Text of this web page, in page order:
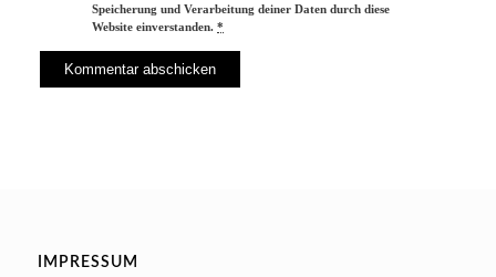
Speicherung und Verarbeitung deiner Daten durch diese
Website einverstanden.*
IMPRESSUM